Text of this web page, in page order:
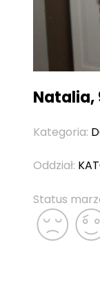
Natalia,
Kategoria:
Oddział:
Status